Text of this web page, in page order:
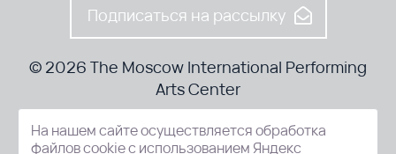
Подписаться на рассылку
© 2026 The Moscow International Performing
Arts Center
52-8, Kosmodamianskaya nab., Moscow, 115054, Russia
На нашем сайте осуществляется обработка
файлов cookie с использованием Яндекс